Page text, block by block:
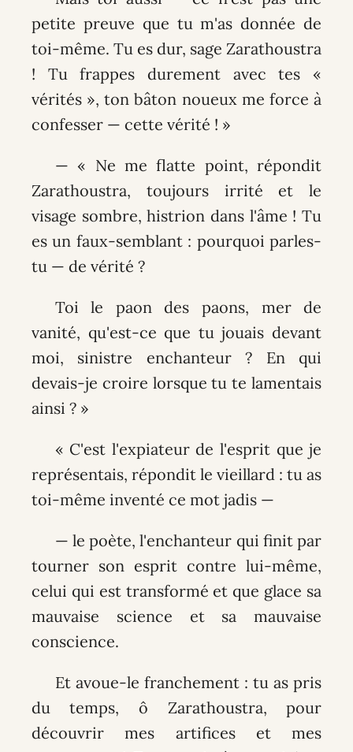
petite preuve que tu m'as donnée de
toi-même. Tu es dur, sage Zarathoustra
! Tu frappes durement avec tes «
vérités », ton bâton noueux me force à
confesser — cette vérité ! »
— « Ne me flatte point, répondit
Zarathoustra, toujours irrité et le
visage sombre, histrion dans l'âme ! Tu
es un faux-semblant : pourquoi parles-
tu — de vérité ?
Toi le paon des paons, mer de
vanité, qu'est-ce que tu jouais devant
moi, sinistre enchanteur ? En qui
devais-je croire lorsque tu te lamentais
ainsi ? »
« C'est l'expiateur de l'esprit que je
représentais, répondit le vieillard : tu as
toi-même inventé ce mot jadis —
— le poète, l'enchanteur qui finit par
tourner son esprit contre lui-même,
celui qui est transformé et que glace sa
mauvaise science et sa mauvaise
conscience.
Et avoue-le franchement : tu as pris
du temps, ô Zarathoustra, pour
découvrir mes artifices et mes